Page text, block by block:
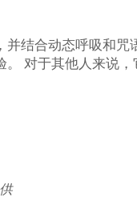
并结合动态呼吸和咒
。 对于其他人来说